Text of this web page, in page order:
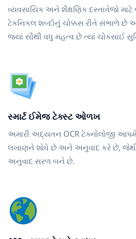
વ્યવસાયિક અને શૈક્ષણિક દસ્તાવેજો
ટેકનિકલ શબ્દોનું ચોક્કસ રીતે સંભાળે
જ્યાં સૌથી વધુ મહત્વ છે ત્યાં ચોકસાઈ
સ્માર્ટ ઈમેજ ટેક્સ્ટ ઓળખ
અમારી અદ્યતન OCR ટેક્નોલોજી
લખાણને શોધે છે અને અનુવાદ કરે છે,
અનુવાદ સરળ બને છે.